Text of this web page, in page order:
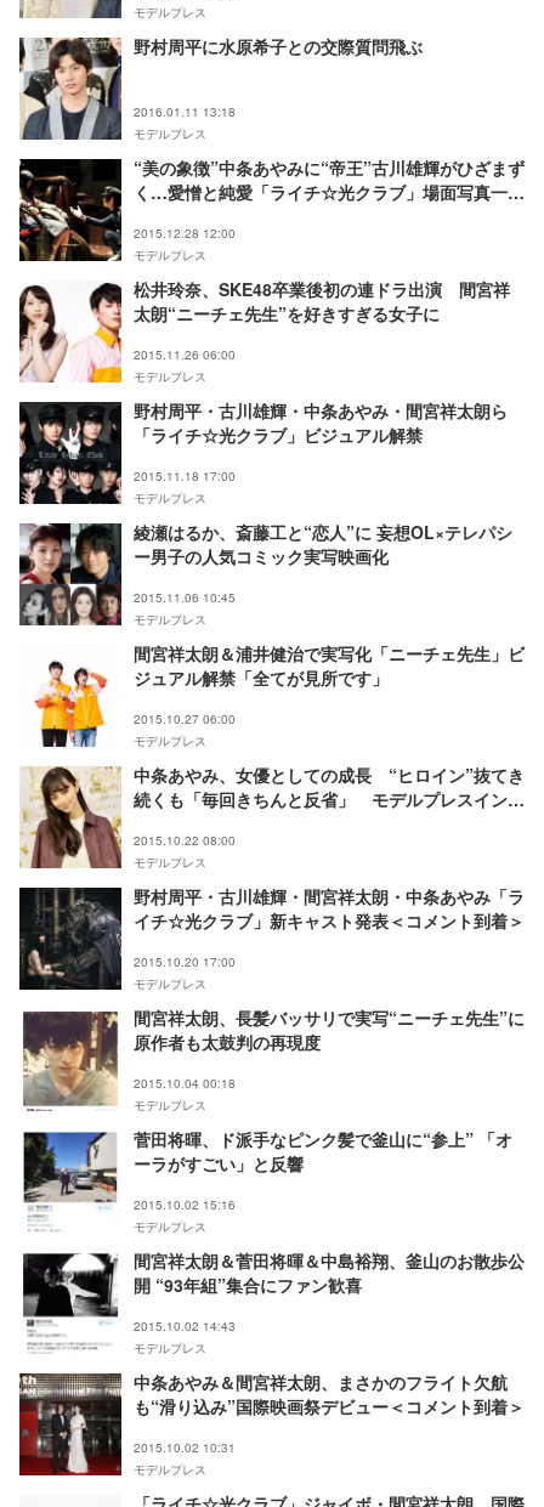
モデルプレス
野村周平に水原希子との交際質問飛ぶ
2016.01.11 13:18
モデルプレス
“美の象徴”中条あやみに“帝王”古川雄輝がひざまず
く…愛憎と純愛「ライチ☆光クラブ」場面写真一挙
2015.12.28 12:00
モデルプレス
松井玲奈、SKE48卒業後初の連ドラ出演 間宮祥
太朗“ニーチェ先生”を好きすぎる女子に
2015.11.26 06:00
モデルプレス
野村周平・古川雄輝・中条あやみ・間宮祥太朗ら
「ライチ☆光クラブ」ビジュアル解禁
2015.11.18 17:00
モデルプレス
綾瀬はるか、斎藤工と“恋人”に 妄想OL×テレパシ
ー男子の人気コミック実写映画化
2015.11.06 10:45
モデルプレス
間宮祥太朗＆浦井健治で実写化「ニーチェ先生」ビ
ジュアル解禁「全てが見所です」
2015.10.27 06:00
モデルプレス
中条あやみ、女優としての成長 “ヒロイン”抜てき
続くも「毎回きちんと反省」 モデルプレスインタ
2015.10.22 08:00
モデルプレス
野村周平・古川雄輝・間宮祥太朗・中条あやみ「ラ
イチ☆光クラブ」新キャスト発表＜コメント到着＞
2015.10.20 17:00
モデルプレス
間宮祥太朗、長髪バッサリで実写“ニーチェ先生”に
原作者も太鼓判の再現度
2015.10.04 00:18
モデルプレス
菅田将暉、ド派手なピンク髪で釜山に“参上” 「オ
ーラがすごい」と反響
2015.10.02 15:16
モデルプレス
間宮祥太朗＆菅田将暉＆中島裕翔、釜山のお散歩公
開 “93年組”集合にファン歓喜
2015.10.02 14:43
モデルプレス
中条あやみ＆間宮祥太朗、まさかのフライト欠航
も“滑り込み”国際映画祭デビュー＜コメント到着＞
2015.10.02 10:31
モデルプレス